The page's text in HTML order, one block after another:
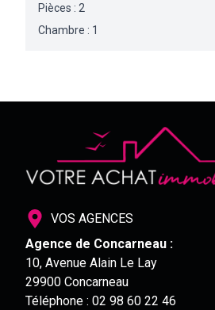
Pièces : 2
Chambre : 1
VOS AGENCES
Agence de Concarneau :
10, Avenue Alain Le Lay
29900 Concarneau
Téléphone : 02 98 60 22 46